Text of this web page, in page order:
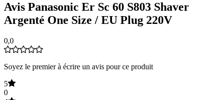
Avis Panasonic Er Sc 60 S803 Shaver
Argenté One Size / EU Plug 220V
0,0
Soyez le premier à écrire un avis pour ce produit
5
0